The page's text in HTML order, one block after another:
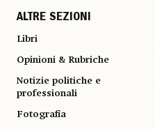
ALTRE SEZIONI
Libri
Opinioni & Rubriche
Notizie politiche e
professionali
Fotografia